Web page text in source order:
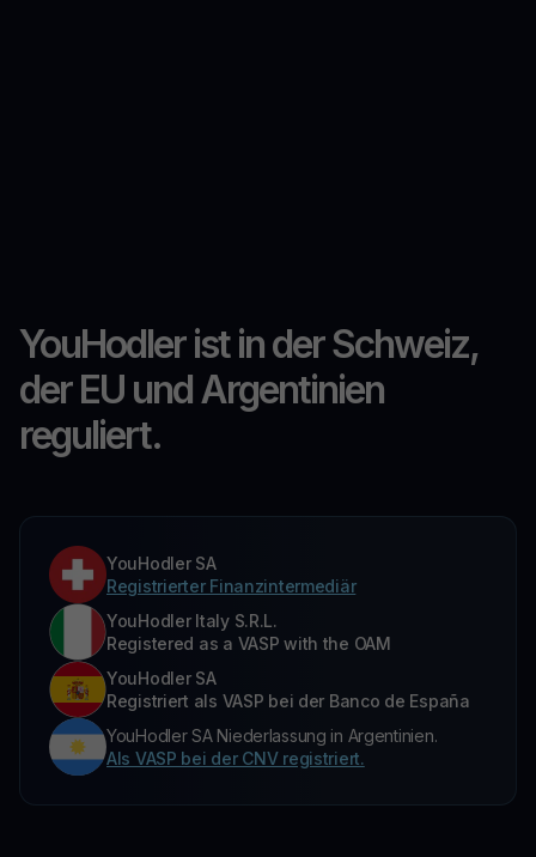
YouHodler ist in der Schweiz,
der EU und Argentinien
reguliert.
YouHodler SA
Registrierter Finanzintermediär
YouHodler Italy S.R.L.
Registered as a VASP with the OAM
YouHodler SA
Registriert als VASP bei der Banco de España
YouHodler SA Niederlassung in Argentinien.
Als VASP bei der CNV registriert.